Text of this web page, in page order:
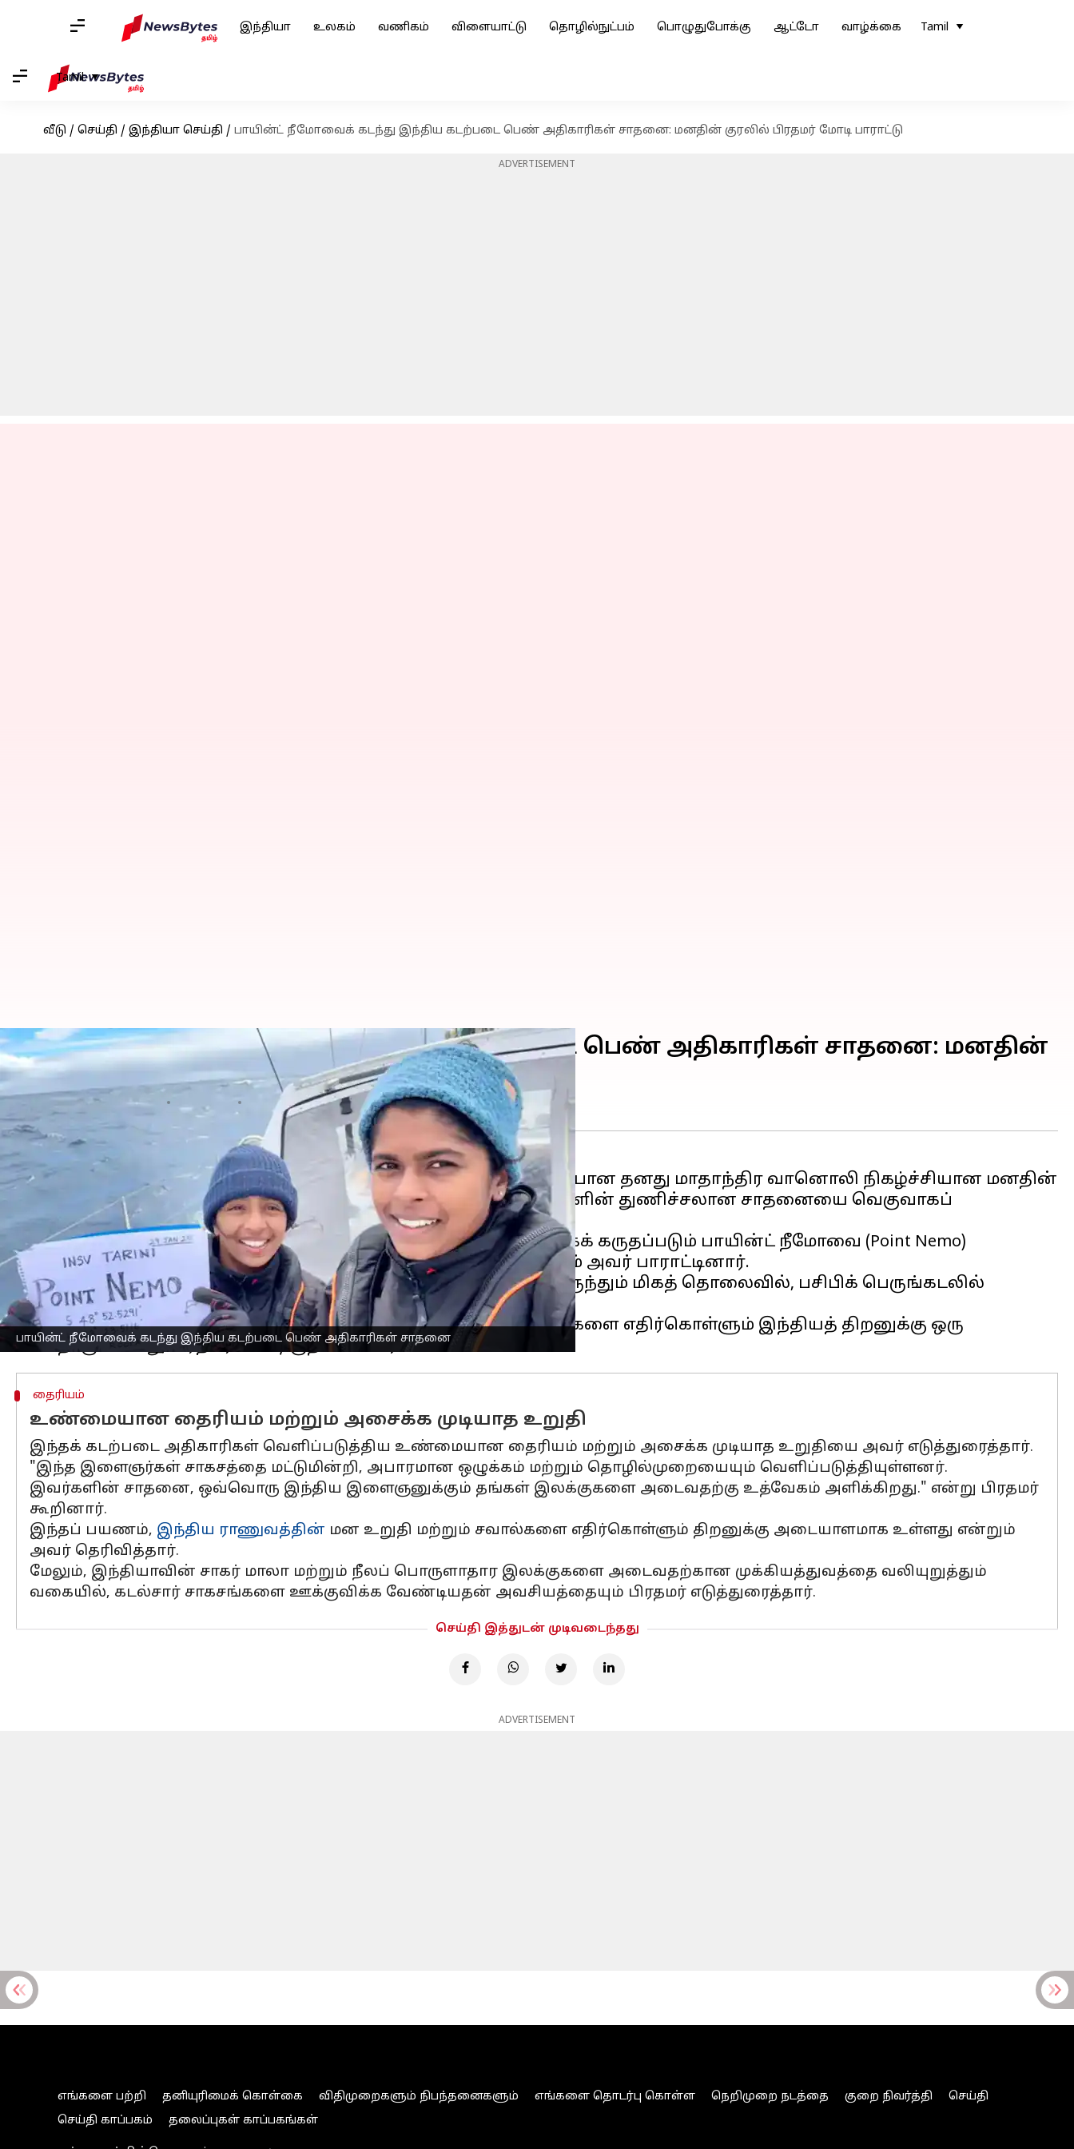
இந்தியா உலகம் வணிகம் விளையாட்டு தொழில்நுட்பம் பொழுதுபோக்கு ஆட்டோ வாழ்க்கை Tamil
Tamil
வீடு / செய்தி / இந்தியா செய்தி / பாயின்ட் நீமோவைக் கடந்து இந்திய கடற்படை பெண் அதிகாரிகள் சாதனை: மனதின் குரலில் பிரதமர் மோடி பாராட்டு
ADVERTISEMENT
பாயின்ட் நீமோவைக் கடந்து இந்திய கடற்படை பெண் அதிகாரிகள் சாதனை
பாயின்ட் நீமோவைக் கடந்து இந்திய கடற்படை பெண் அதிகாரிகள் சாதனை: மனதின்
குரலில் பிரதமர் மோடி பாராட்டு
எழுதியவர் Sekar Chinnappan 01:49 pm
செய்தி முன்னோட்டம்
பிரதமர் நரேந்திர மோடிஞாயிற்றுக்கிழமை (செப்டம்பர் 28) ஒலிபரப்பான தனது மாதாந்திர வானொலி நிகழ்ச்சியான மனதின்
குரலில் (Mann Ki Baat), இந்தியக்கடற்படையின் இரண்டு அதிகாரிகளின் துணிச்சலான சாதனையை வெகுவாகப்
பாராட்டினார்.
உலகின் மிகவும் தொலைதூரமான மற்றும் அணுக முடியாத இடமாகக் கருதப்படும் பாயின்ட் நீமோவை (Point Nemo)
வெற்றிகரமாகக் கடந்து சென்றதற்காக அந்த இரண்டு வீரர்களையும் அவர் பாராட்டினார்.
பாயிண்ட் நீமோ என்பது பூமியில் உள்ள எந்தவொரு நிலப்பரப்பிலிருந்தும் மிகத் தொலைவில், பசிபிக் பெருங்கடலில்
அமைந்துள்ள ஒரு சவாலான புவியியல் புள்ளியாகும்.
இந்தக் கடினமான பகுதியைச் சிறு படகில் கடந்து செல்வது, சவால்களை எதிர்கொள்ளும் இந்தியத் திறனுக்கு ஒரு
தைரியம்
உண்மையான தைரியம் மற்றும் அசைக்க முடியாத உறுதி
இந்தக் கடற்படை அதிகாரிகள் வெளிப்படுத்திய உண்மையான தைரியம் மற்றும் அசைக்க முடியாத உறுதியை அவர் எடுத்துரைத்தார்.
"இந்த இளைஞர்கள் சாகசத்தை மட்டுமின்றி, அபாரமான ஒழுக்கம் மற்றும் தொழில்முறையையும் வெளிப்படுத்தியுள்ளனர்.
இவர்களின் சாதனை, ஒவ்வொரு இந்திய இளைஞனுக்கும் தங்கள் இலக்குகளை அடைவதற்கு உத்வேகம் அளிக்கிறது." என்று பிரதமர்
கூறினார்.
இந்தப் பயணம், இந்திய ராணுவத்தின் மன உறுதி மற்றும் சவால்களை எதிர்கொள்ளும் திறனுக்கு அடையாளமாக உள்ளது என்றும்
அவர் தெரிவித்தார்.
மேலும், இந்தியாவின் சாகர் மாலா மற்றும் நீலப் பொருளாதார இலக்குகளை அடைவதற்கான முக்கியத்துவத்தை வலியுறுத்தும்
வகையில், கடல்சார் சாகசங்களை ஊக்குவிக்க வேண்டியதன் அவசியத்தையும் பிரதமர் எடுத்துரைத்தார்.
செய்தி இத்துடன் முடிவடைந்தது
ADVERTISEMENT
எங்களை பற்றி தனியுரிமைக் கொள்கை விதிமுறைகளும் நிபந்தனைகளும் எங்களை தொடர்பு கொள்ள நெறிமுறை நடத்தை குறை நிவர்த்தி
செய்தி
செய்தி காப்பகம்
தலைப்புகள் காப்பகங்கள்